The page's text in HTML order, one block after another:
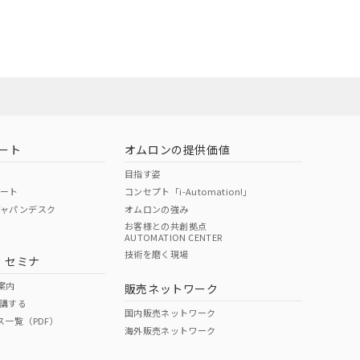
O O
ページへ
ください
ト
ト
パンデスク
セミナ
内
する
覧（PDF）
オムロンの提供価値
目指す姿
コンセプト「i-Automation!」
オムロンの強み
お客様との共創拠点
AUTOMATION CENTER
技術を磨く現場
販売ネットワーク
国内販売ネットワーク
海外販売ネットワーク